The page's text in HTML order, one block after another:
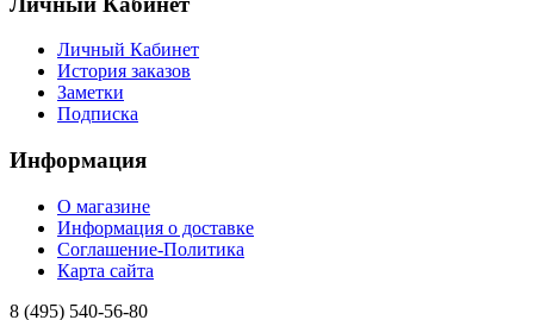
Личный Кабинет
История заказов
Заметки
Подписка
Информация
О магазине
Информация о доставке
Соглашение-Политика
Карта сайта
8 (495) 540-56-80